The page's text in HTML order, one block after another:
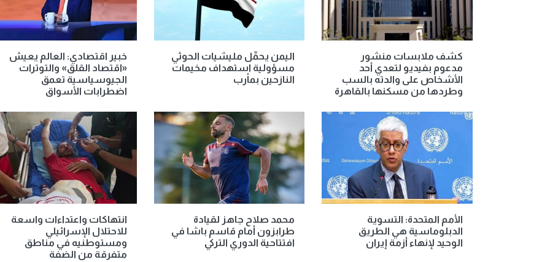
كشف ملابسات منشور
مدعوم بفيديو لتعدي أحد
الأشخاص على والدته بالسب
وطردها من مسكنها بالقاهرة
اليمن يحمِّل مليشيات الحوثي
مسؤولية استهداف مخيمات
النازحين بمأرب
خبير اقتصادي: العالم يعيش
«اقتصاد القلق» والتوترات
الجيوسياسية تعمق
اضطرابات الأسواق
الأمم المتحدة: التسوية
الدبلوماسية هي الطريق
الوحيد لإنهاء أزمة إيران
محمد صلاح جاهز لقيادة
طرابزون أمام قاسم باشا في
افتتاحية الدوري التركي
انتهاكات واعتداءات واسعة
للاحتلال الإسرائيلي
ومستوطنيه في مناطق
متفرقة من الضفة